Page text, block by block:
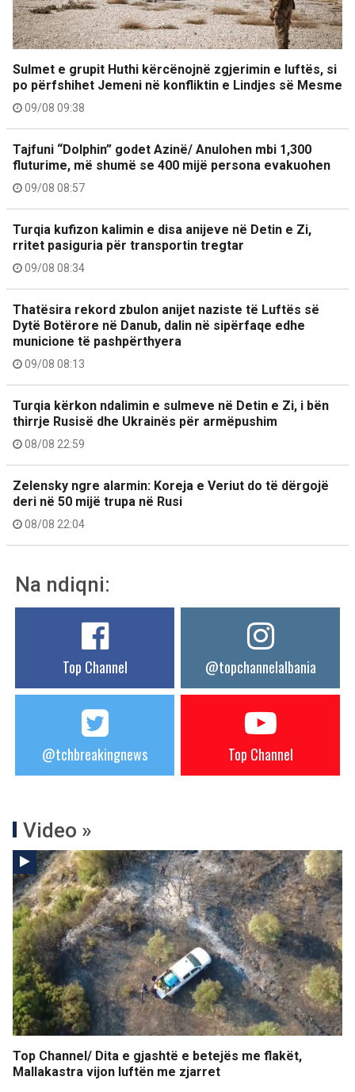
Sulmet e grupit Huthi kërcënojnë zgjerimin e luftës, si
po përfshihet Jemeni në konfliktin e Lindjes së Mesme
09/08 09:38
Tajfuni “Dolphin” godet Azinë/ Anulohen mbi 1,300
fluturime, më shumë se 400 mijë persona evakuohen
09/08 08:57
Turqia kufizon kalimin e disa anijeve në Detin e Zi,
rritet pasiguria për transportin tregtar
09/08 08:34
Thatësira rekord zbulon anijet naziste të Luftës së
Dytë Botërore në Danub, dalin në sipërfaqe edhe
municione të pashpërthyera
09/08 08:13
Turqia kërkon ndalimin e sulmeve në Detin e Zi, i bën
thirrje Rusisë dhe Ukrainës për armëpushim
08/08 22:59
Zelensky ngre alarmin: Koreja e Veriut do të dërgojë
deri në 50 mijë trupa në Rusi
08/08 22:04
Na ndiqni:
Top Channel @topchannelalbania
@tchbreakingnews Top Channel
Video »
Top Channel/ Dita e gjashtë e betejës me flakët,
Mallakastra vijon luftën me zjarret